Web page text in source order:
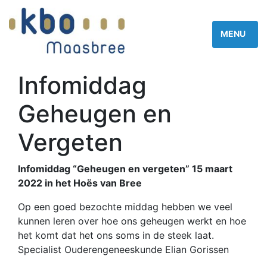
Infomiddag
Geheugen en
Vergeten
Infomiddag “Geheugen en vergeten” 15 maart
2022 in het Hoës van Bree
Op een goed bezochte middag hebben we veel
kunnen leren over hoe ons geheugen werkt en hoe
het komt dat het ons soms in de steek laat.
Specialist Ouderengeneeskunde Elian Gorissen